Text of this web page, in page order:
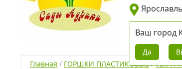
Ваш город
Да
Главная / ГОРШКИ ПЛАСТИКОВЫЕ / ТЕК-А-